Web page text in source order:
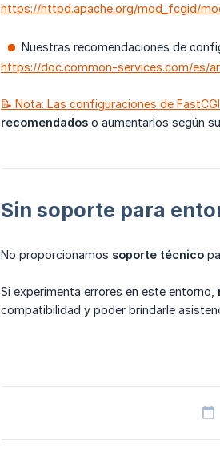
https://httpd.apache.org/mod_fcgid/
Nuestras recomendaciones de
https://doc.common-services.com/es/
📝 Nota: Las configuraciones de
recomendados o aumentarlos según
Sin soporte para
No proporcionamos soporte técnico
Si experimenta errores en este entorno,
compatibilidad y poder brindarle